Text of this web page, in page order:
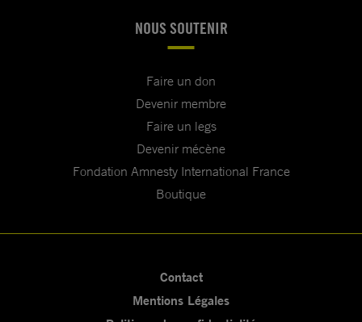
NOUS SOUTENIR
Faire un don
Devenir membre
Faire un legs
Devenir mécène
Fondation Amnesty International France
Boutique
Contact
Mentions Légales